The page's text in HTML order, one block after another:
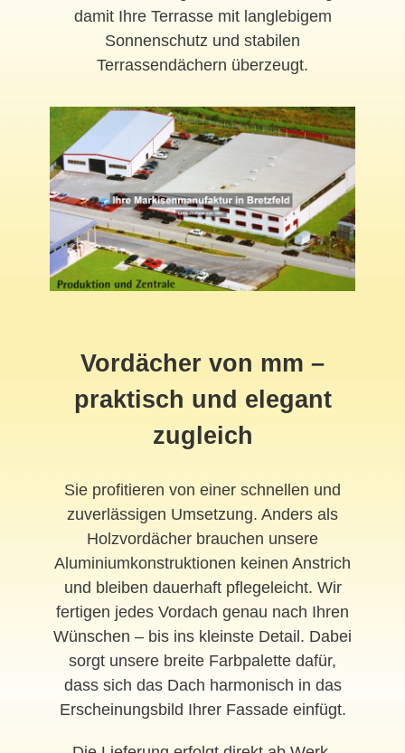
damit Ihre Terrasse mit langlebigem
Sonnenschutz und stabilen
Terrassendächern überzeugt.
Vordächer von mm –
praktisch und elegant
zugleich
Sie profitieren von einer schnellen und
zuverlässigen Umsetzung. Anders als
Holzvordächer brauchen unsere
Aluminiumkonstruktionen keinen Anstrich
und bleiben dauerhaft pflegeleicht. Wir
fertigen jedes Vordach genau nach Ihren
Wünschen – bis ins kleinste Detail. Dabei
sorgt unsere breite Farbpalette dafür,
dass sich das Dach harmonisch in das
Erscheinungsbild Ihrer Fassade einfügt.